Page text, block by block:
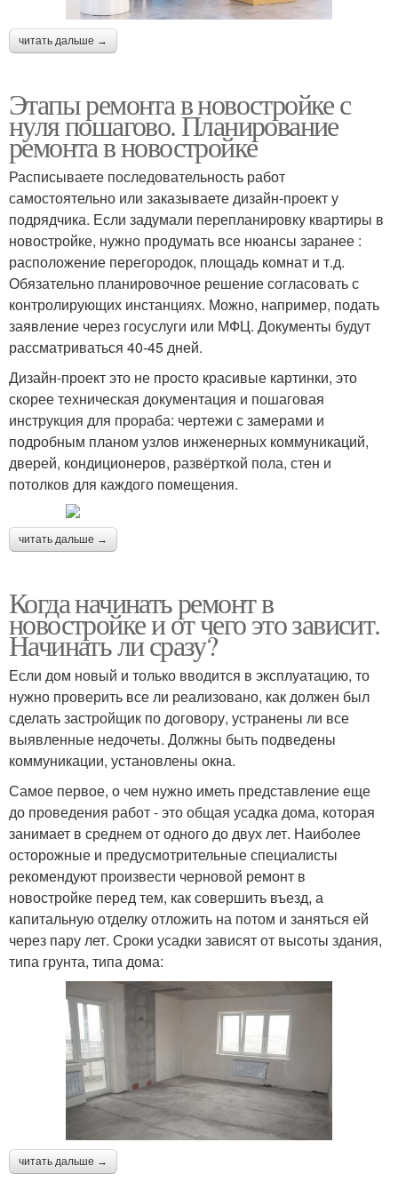
читать дальше →
Этапы ремонта в новостройке с
нуля пошагово. Планирование
ремонта в новостройке
Расписываете последовательность работ
самостоятельно или заказываете дизайн-проект у
подрядчика. Если задумали перепланировку квартиры в
новостройке, нужно продумать все нюансы заранее :
расположение перегородок, площадь комнат и т.д.
Обязательно планировочное решение согласовать с
контролирующих инстанциях. Можно, например, подать
заявление через госуслуги или МФЦ. Документы будут
рассматриваться 40-45 дней.
Дизайн-проект это не просто красивые картинки, это
скорее техническая документация и пошаговая
инструкция для прораба: чертежи с замерами и
подробным планом узлов инженерных коммуникаций,
дверей, кондиционеров, развёрткой пола, стен и
потолков для каждого помещения.
читать дальше →
Когда начинать ремонт в
новостройке и от чего это зависит.
Начинать ли сразу?
Если дом новый и только вводится в эксплуатацию, то
нужно проверить все ли реализовано, как должен был
сделать застройщик по договору, устранены ли все
выявленные недочеты. Должны быть подведены
коммуникации, установлены окна.
Самое первое, о чем нужно иметь представление еще
до проведения работ - это общая усадка дома, которая
занимает в среднем от одного до двух лет. Наиболее
осторожные и предусмотрительные специалисты
рекомендуют произвести черновой ремонт в
новостройке перед тем, как совершить въезд, а
капитальную отделку отложить на потом и заняться ей
через пару лет. Сроки усадки зависят от высоты здания,
типа грунта, типа дома:
читать дальше →